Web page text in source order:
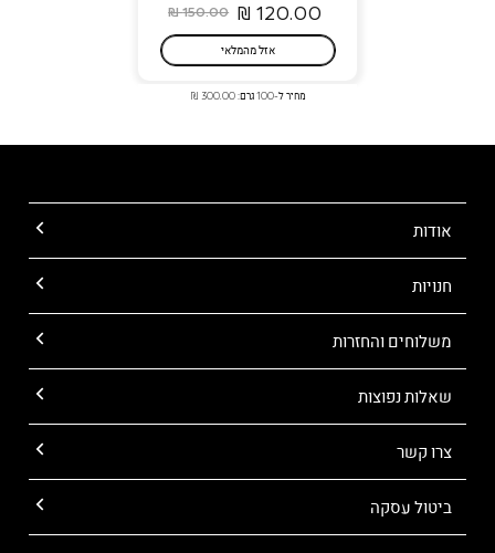
120.00 ₪
150.00 ₪
אזל מהמלאי
מחיר ל-100 גרם: 300.00 ₪
אודות
חנויות
משלוחים והחזרות
שאלות נפוצות
צרו קשר
ביטול עסקה